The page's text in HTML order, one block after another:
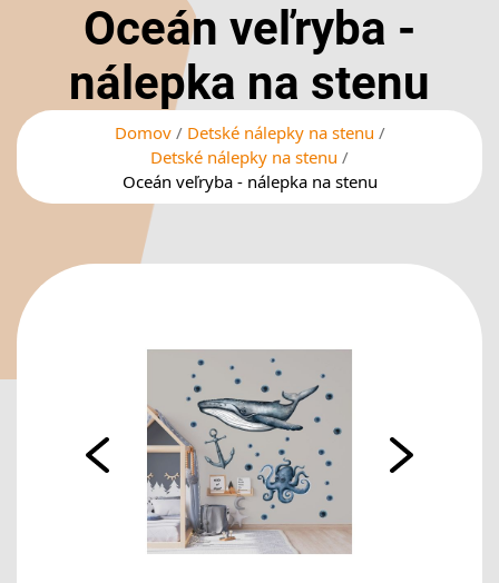
obrázkovOceán veľryba -
nálepka na stenu
Domov
Detské nálepky na stenu
Detské nálepky na stenu
Oceán veľryba - nálepka na stenu
obrázkov